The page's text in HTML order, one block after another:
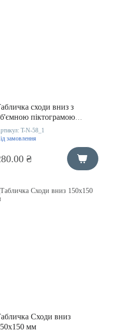
сходи вниз з
піктограмою
мм
T-N-58_1
замовлення
₴
Сходи вниз
мм